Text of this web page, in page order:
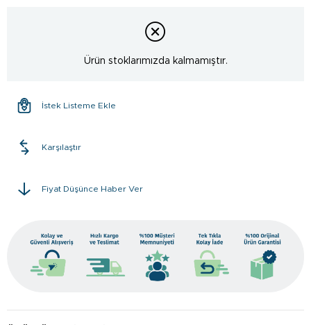
Ürün stoklarımızda kalmamıştır.
İstek Listeme Ekle
Karşılaştır
Fiyat Düşünce Haber Ver